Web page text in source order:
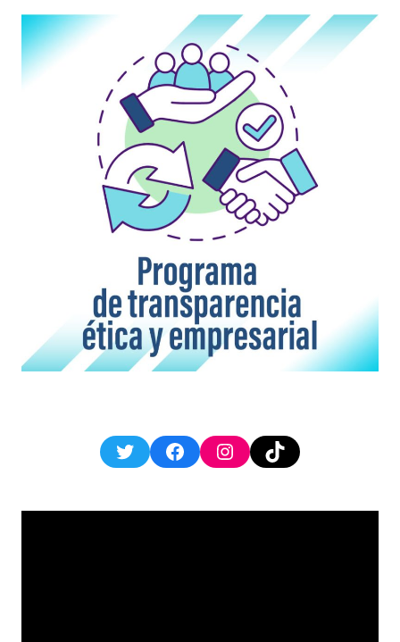
TwitterFacebookInstagram
TikTok